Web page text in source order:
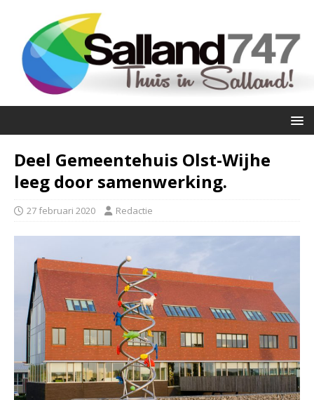
Deel Gemeentehuis Olst-Wijhe
leeg door samenwerking.
27 februari 2020 Redactie